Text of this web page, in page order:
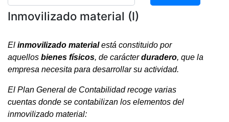
Inmovilizado material (I)
El inmovilizado materialestá constituido por
aquellos bienes físicos, de carácterduradero, que la
empresa necesita para desarrollar su actividad.
El Plan General de Contabilidad recoge varias
cuentas donde se contabilizan los elementos del
inmovilizado material: